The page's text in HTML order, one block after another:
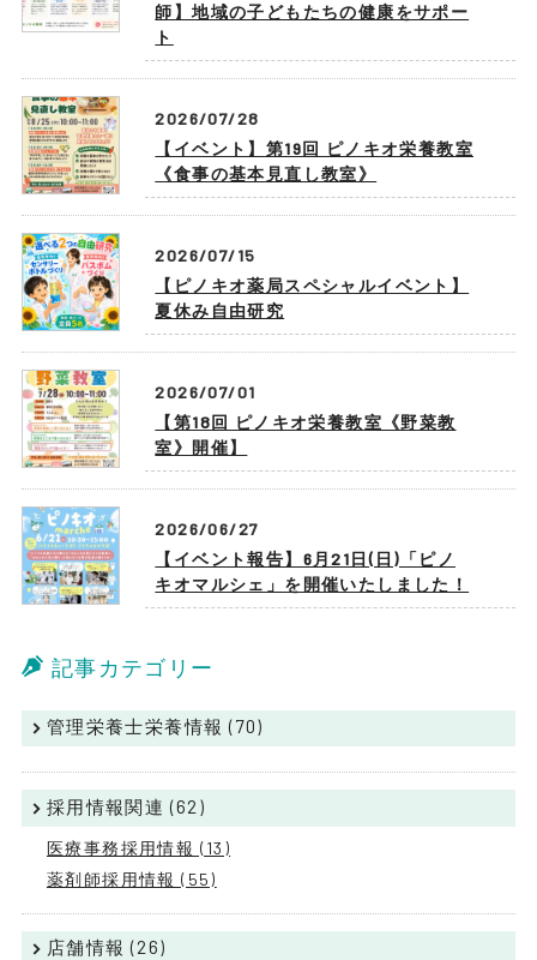
師】地域の子どもたちの健康をサポー
ト
2026/07/28
【イベント】第19回 ピノキオ栄養教室
《食事の基本見直し教室》
2026/07/15
【ピノキオ薬局スペシャルイベント】
夏休み自由研究
2026/07/01
【第18回 ピノキオ栄養教室《野菜教
室》開催】
2026/06/27
【イベント報告】6月21日(日)「ピノ
キオマルシェ」を開催いたしました！
記事カテゴリー
管理栄養士栄養情報 (70)
採用情報関連 (62)
医療事務採用情報 (13)
薬剤師採用情報 (55)
店舗情報 (26)